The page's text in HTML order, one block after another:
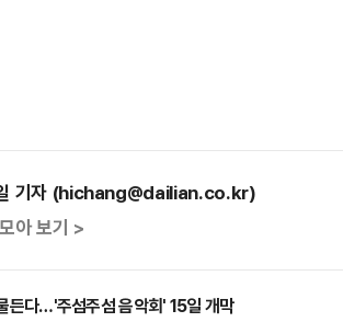
기자 (hichang@dailian.co.kr)
아 보기 >
든다…'주섬주섬 음악회' 15일 개막